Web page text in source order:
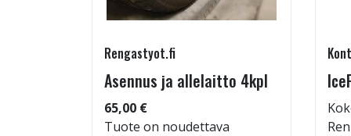
Rengastyot.fi
Asennus ja allelaitto 4kpl
65,00 €
Tuote on noudettava